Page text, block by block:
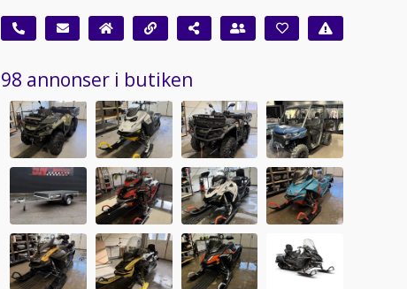
98 annonser i butiken